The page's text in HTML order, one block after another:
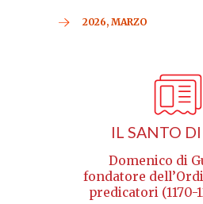
2026, MARZO
IL SANTO
Domenico di
fondatore
predicatori (1170-